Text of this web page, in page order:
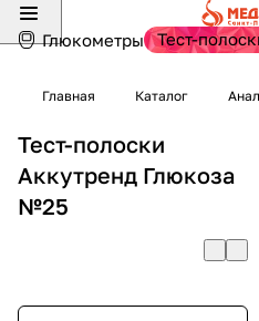
Глюкометры Тест-
Главная Каталог
Тест-полоски
Аккутренд Глюкоза
№25